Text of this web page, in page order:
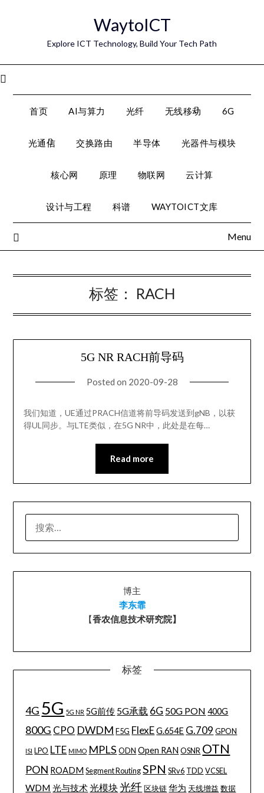
WaytoICT
Explore ICT Technology, Build Your Tech Path
首页 AI与算力 光纤 无线移动 6G
光通信 交换路由 半导体 光器件与模块
核心网 原理 物联网 云计算
设计与工程 科谱 WAYTOICT文库
Menu
标签： RACH
5G NR RACH前导码
Posted on 2020-09-28
我们知道，UE通过PRACH信道将前导码发送到gNB，以获
得UL同步。与LTE类似，在5G NR中，此处是在每…
Read more
索：
博主
李东霏
【香农信息技术研究院】
标签
4G 5G 5G NR 5G前传 5G承载 6G 50G PON 400G
800G CPO DWDM F5G FlexE G.654E G.709 GPON
ISI LPO LTE MIMO MPLS ODN Open RAN OSNR OTN
PON ROADM Segment Routing SPN SRv6 TDD VCSEL
WDM 光与技术 光模块光纤 区块链 华为 天线增益 数据